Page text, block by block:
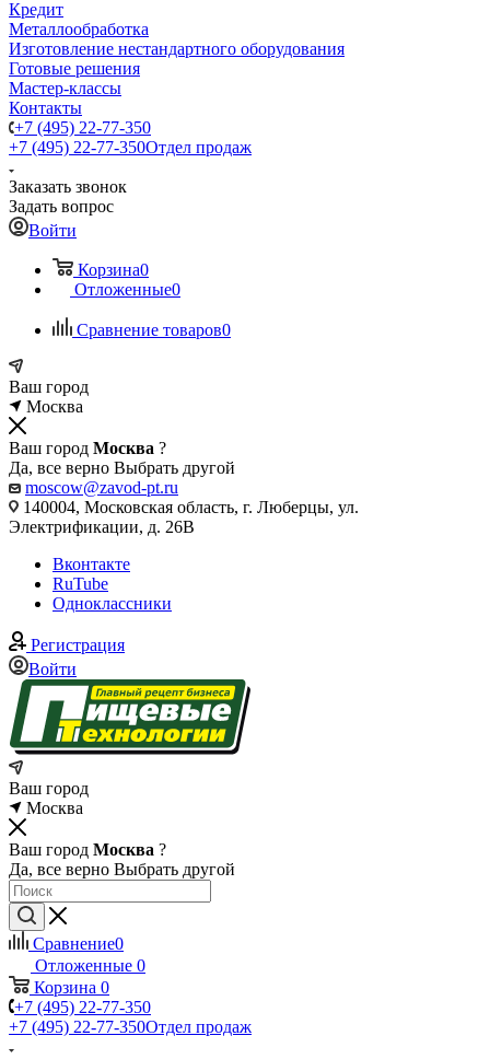
Кредит
Металлообработка
Изготовление нестандартного оборудования
Готовые решения
Мастер-классы
Контакты
+7 (495) 22-77-350
+7 (495) 22-77-350Отдел продаж
Заказать звонок
Задать вопрос
Войти
Корзина0
Отложенные0
Сравнение товаров0
Ваш город
Москва
Ваш город Москва ?
Да, все верно Выбрать другой
moscow@zavod-pt.ru
140004, Московская область, г. Люберцы, ул.
Электрификации, д. 26В
Вконтакте
RuTube
Одноклассники
Регистрация
Войти
Ваш город
Москва
Ваш город Москва ?
Да, все верно Выбрать другой
Сравнение0
Отложенные 0
Корзина 0
+7 (495) 22-77-350
+7 (495) 22-77-350Отдел продаж